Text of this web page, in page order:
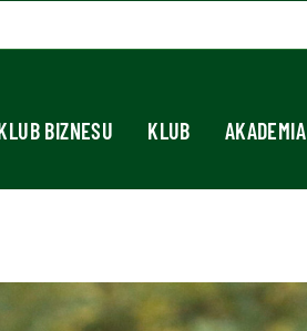
BIZNESU KLUB AKADEMIA